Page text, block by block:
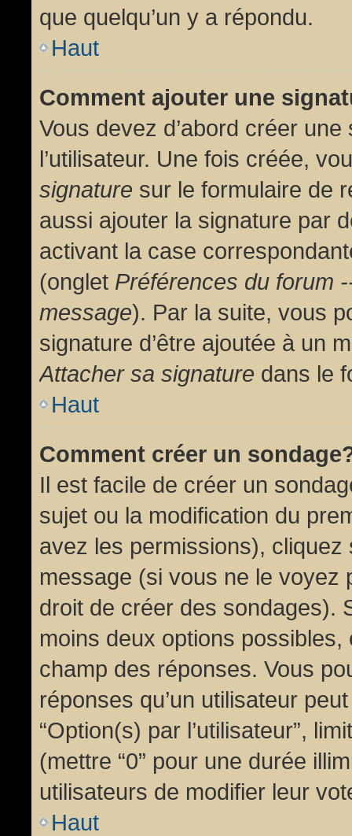
que quelqu’un y a répondu.
Haut
Comment ajouter une
Vous devez d’abord créer
l’utilisateur. Une fois créée,
signature sur le formulaire de
aussi ajouter la signature par
activant la case
(onglet Préférences du forum
message). Par la suite, vous
signature d’être ajoutée à un
Attacher sa signature dans le
Haut
Comment créer un
Il est facile de créer un
sujet ou la modification du
avez les permissions), cliquez
message (si vous ne le voyez
droit de créer des sondages).
moins deux options
champ des réponses. Vous
réponses qu’un utilisateur
“Option(s) par l’utilisateur”,
(mettre “0” pour une durée
utilisateurs de modifier leur
Haut